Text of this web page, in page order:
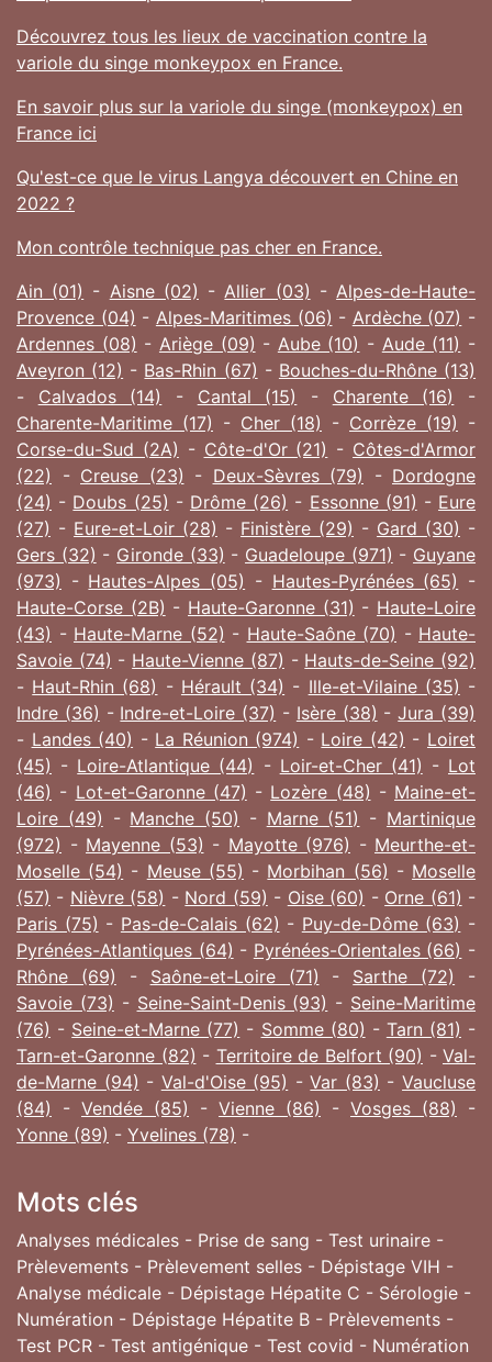
Découvrez tous les lieux de vaccination contre la
variole du singe monkeypox en France.
En savoir plus sur la variole du singe (monkeypox) en
France ici
Qu'est-ce que le virus Langya découvert en Chine en
2022 ?
Mon contrôle technique pas cher en France.
Ain (01) - Aisne (02) -Allier (03) -Alpes-de-Haute-
Provence (04) - Alpes-Maritimes (06) - Ardèche (07) -
Ardennes (08) - Ariège (09) - Aube (10) - Aude (11) -
Aveyron (12) - Bas-Rhin (67) - Bouches-du-Rhône (13)
- Calvados (14) - Cantal (15) - Charente (16)
-
Charente-Maritime (17) - Cher (18) - Corrèze (19) -
Corse-du-Sud (2A) - Côte-d'Or (21) - Côtes-d'Armor
(22) - Creuse (23) - Deux-Sèvres (79) - Dordogne
(24) - Doubs (25) - Drôme (26) - Essonne (91) - Eure
(27) - Eure-et-Loir (28) - Finistère (29) - Gard (30) -
Gers (32) - Gironde (33) - Guadeloupe (971) - Guyane
(973) - Hautes-Alpes (05) - Hautes-Pyrénées (65) -
Haute-Corse (2B) - Haute-Garonne (31) - Haute-Loire
(43) - Haute-Marne (52) - Haute-Saône (70) - Haute-
Savoie (74) - Haute-Vienne (87) - Hauts-de-Seine (92)
- Haut-Rhin (68) - Hérault (34) - Ille-et-Vilaine (35) -
Indre (36) - Indre-et-Loire (37) - Isère (38) -Jura (39)
- Landes (40) - La Réunion (974) - Loire (42) - Loiret
(45) - Loire-Atlantique (44) - Loir-et-Cher (41) - Lot
(46) - Lot-et-Garonne (47) - Lozère (48) - Maine-et-
Loire (49) - Manche (50) - Marne (51) - Martinique
(972) - Mayenne (53) - Mayotte (976) - Meurthe-et-
Moselle (54) - Meuse (55) - Morbihan (56) - Moselle
(57) - Nièvre (58) - Nord (59) - Oise (60) - Orne (61) -
Paris (75) - Pas-de-Calais (62) - Puy-de-Dôme (63) -
Pyrénées-Atlantiques (64) - Pyrénées-Orientales (66) -
Rhône (69) - Saône-et-Loire (71) - Sarthe (72)
-
Savoie (73) - Seine-Saint-Denis (93) - Seine-Maritime
(76) - Seine-et-Marne (77) - Somme (80) - Tarn (81) -
Tarn-et-Garonne (82) - Territoire de Belfort (90) - Val-
de-Marne (94) - Val-d'Oise (95) -Var (83) -Vaucluse
(84) - Vendée (85) - Vienne (86) - Vosges (88) -
Yonne (89) - Yvelines (78) -
Mots clés
Analyses médicales - Prise de sang - Test urinaire -
Prèlevements - Prèlevement selles - Dépistage VIH -
Analyse médicale - Dépistage Hépatite C - Sérologie -
Numération - Dépistage Hépatite B - Prèlevements -
Test PCR - Test antigénique - Test covid - Numération